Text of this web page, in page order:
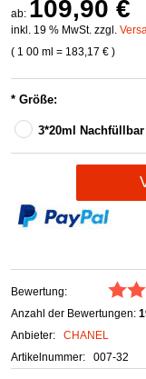
ab: 109,90 €
inkl. 19 % MwSt. zzgl.
( 1 00 ml = 183,17 € )
* Größe:
3*20ml
Bewertung:
Anzahl der Bewertungen:
Anbieter:
CHANEL
Artikelnummer:
007-32